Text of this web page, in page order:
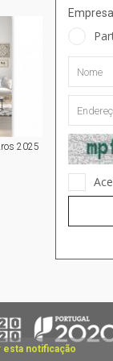
2025
esta notificação